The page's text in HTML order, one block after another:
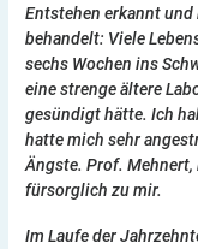
Entstehen erkannt
behandelt: Viele
sechs Wochen ins
eine strenge ältere
gesündigt hätte. Ich
hatte mich sehr
Ängste. Prof. Mehnert,
fürsorglich zu mir.
Im Laufe der